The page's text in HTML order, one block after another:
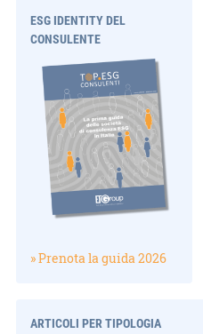
ESG IDENTITY DEL
CONSULENTE
» Prenota la guida 2026
ARTICOLI PER TIPOLOGIA